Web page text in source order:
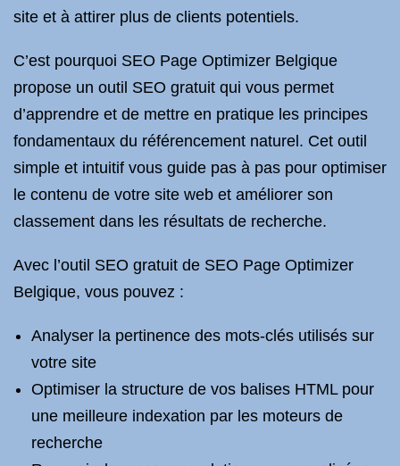
site et à attirer plus de clients potentiels.
C’est pourquoi SEO Page Optimizer Belgique
propose un outil SEO gratuit qui vous permet
d’apprendre et de mettre en pratique les principes
fondamentaux du référencement naturel. Cet outil
simple et intuitif vous guide pas à pas pour optimiser
le contenu de votre site web et améliorer son
classement dans les résultats de recherche.
Avec l’outil SEO gratuit de SEO Page Optimizer
Belgique, vous pouvez :
Analyser la pertinence des mots-clés utilisés sur
votre site
Optimiser la structure de vos balises HTML pour
une meilleure indexation par les moteurs de
recherche